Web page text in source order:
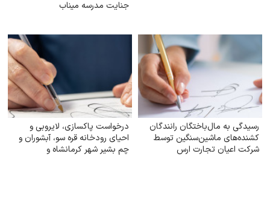
جنایت مدرسه میناب
رسیدگی به مال‌باختگان رانندگان
کشنده‌های ماشین‌سنگین توسط
شرکت اعیان تجارت ارس
درخواست پاکسازی، لایروبی و
احیای رودخانه قره سو، آبشوران و
چم بشیر شهر کرمانشاه و